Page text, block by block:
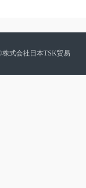
式会社日本TSK贸易